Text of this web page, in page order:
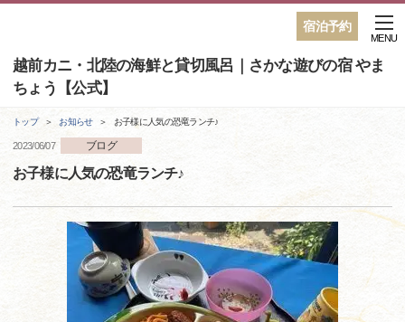
宿泊予約
越前カニ・北陸の海鮮と貸切風呂｜さかな遊びの宿 やま
ちょう【公式】
MENU
トップ お知らせ お子様に人気の恐竜ランチ♪
2023/06/07 ブログ
お子様に人気の恐竜ランチ♪